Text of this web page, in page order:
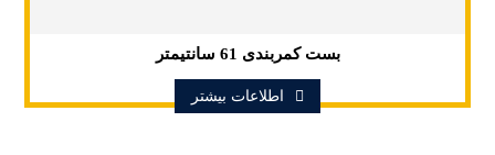
بست کمربندی 61 سانتیمتر
اطلاعات بیشتر